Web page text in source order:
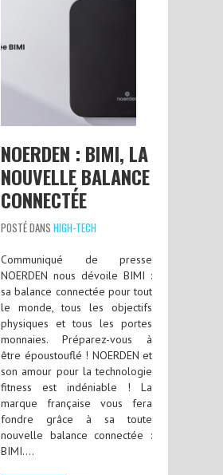
NOERDEN : BIMI, LA
NOUVELLE BALANCE
CONNECTÉE
POSTÉ DANS HIGH-TECH
Communiqué de presse
NOERDEN nous dévoile BIMI :
sa balance connectée pour tout
le monde, tous les objectifs
physiques et tous les portes
monnaies. Préparez-vous à
être époustouflé ! NOERDEN et
son amour pour la technologie
fitness est indéniable ! La
marque française vous fera
fondre grâce à sa toute
nouvelle balance connectée :
BIMI….